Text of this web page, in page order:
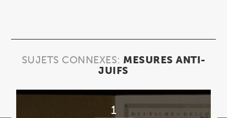
SUJETS CONNEXES: MESURES ANTI-
JUIFS
1